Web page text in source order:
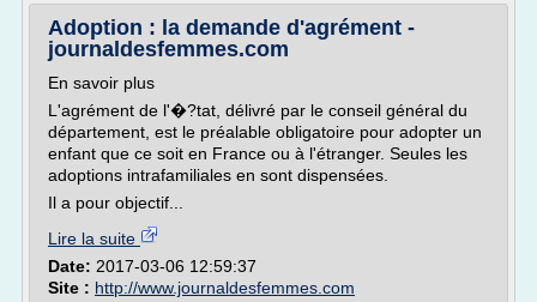
Adoption : la demande d'agrément -
journaldesfemmes.com
En savoir plus
L'agrément de l'�?tat, délivré par le conseil général du
département, est le préalable obligatoire pour adopter un
enfant que ce soit en France ou à l'étranger. Seules les
adoptions intrafamiliales en sont dispensées.
Il a pour objectif...
Lire la suite
Date: 2017-03-06 12:59:37
Site : http://www.journaldesfemmes.com